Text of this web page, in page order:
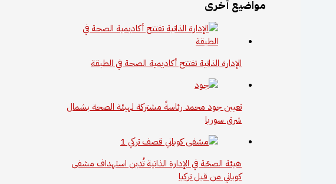
مواضيع أخرى
الإدارة الذاتية تفتتح أكاديمية الصحة في الطبقة
تعيين جود محمد رئاسةً مشتركة لهيئة الصحة بشمال
شرق سوريا
هيئة الصحّة في الإدارة الذاتية تُدين استهداف مشفى
كوباني من قبل تركيا